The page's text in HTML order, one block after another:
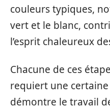
couleurs typiques,
vert et le blanc,
l’esprit chaleureux
Chacune de ces
requiert une
démontre le travail